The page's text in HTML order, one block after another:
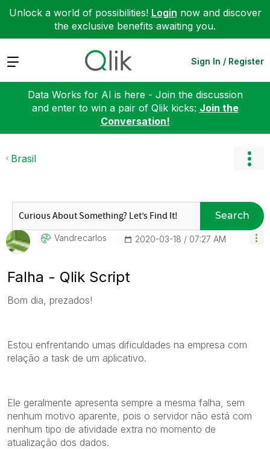
Unlock a world of possibilities! Login now and discover
the exclusive benefits awaiting you.
Expand Sign In / Register
Data Works for AI is here - Join the discussion
and enter to win a pair of Qlik kicks: Join the
Conversation!
Brasil
Search
Vandrecarlos ‎2020-03-18 07:27 AM
Falha - Qlik Script
Bom dia, prezados!
Estou enfrentando umas dificuldades na empresa com
relação a task de um aplicativo.
Ele geralmente apresenta sempre a mesma falha, sem
nenhum motivo aparente, pois o servidor não está com
nenhum tipo de atividade extra no momento de
atualização dos dados.